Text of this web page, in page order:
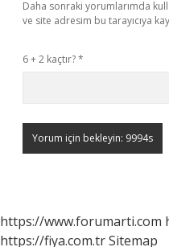
Daha sonraki yorumlarımda
ve site adresim bu tarayıcıya
6 + 2 kaçtır?*
https://www.forumarti.com
https://fiya.com.trSitemap